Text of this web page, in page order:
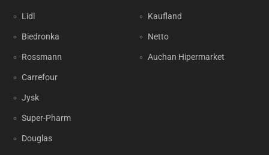
Lidl
Biedronka
Rossmann
Carrefour
Jysk
Super-Pharm
Douglas
Kaufland
Netto
Auchan Hipermarket